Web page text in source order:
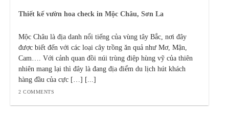
Thiết kế vườn hoa check in Mộc Châu, Sơn La
Mộc Châu là địa danh nổi tiếng của vùng tây Bắc, nơi đây
được biết đến với các loại cây trồng ăn quả như Mơ, Mận,
Cam…. Với cảnh quan đồi núi trùng điệp hùng vỹ của thiên
nhiên mang lại thì đây là đang địa điểm du lịch hút khách
hàng đầu của cực […] [...]
2 COMMENTS